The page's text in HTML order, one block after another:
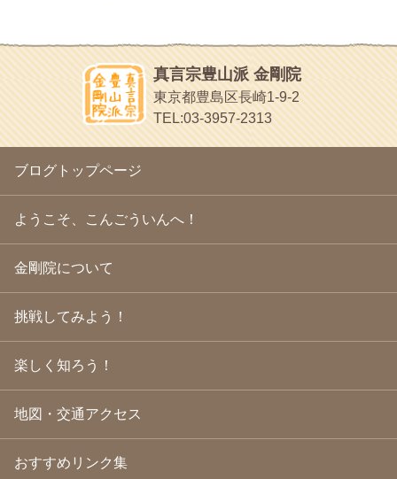
2010年5月(22)
2010年4月(25)
2010年3月(22)
2010年2月
(23)
2010年1月(23)
2009年12月(18)
2009年10月(20)
2009年9月(20)
2009年8月 (18)
2009年7月
(21)
2009年6月(22)
2009年5月(20)
2009年2月(19)
2009年1月(25)
2008年12月 (22)
2008年9月(24)
2008年8月(24)
2008年7月
(23)
2008年6月(23)
ほうげん日記
放言じゃなくて和尚さんの名前だよ
面白いサイトみつけたよ。
ヘェ～という感じ
chocolab.Air♪DIALY
ラブラドールのワンちゃんがかわいいよ
真言宗豊山派 金剛院
東京都豊島区長崎1-9-2
TEL:03-3957-2313
ブログトップページ
ようこそ、こんごういんへ！
金剛院について
挑戦してみよう！
楽しく知ろう！
地図・交通アクセス
おすすめリンク集